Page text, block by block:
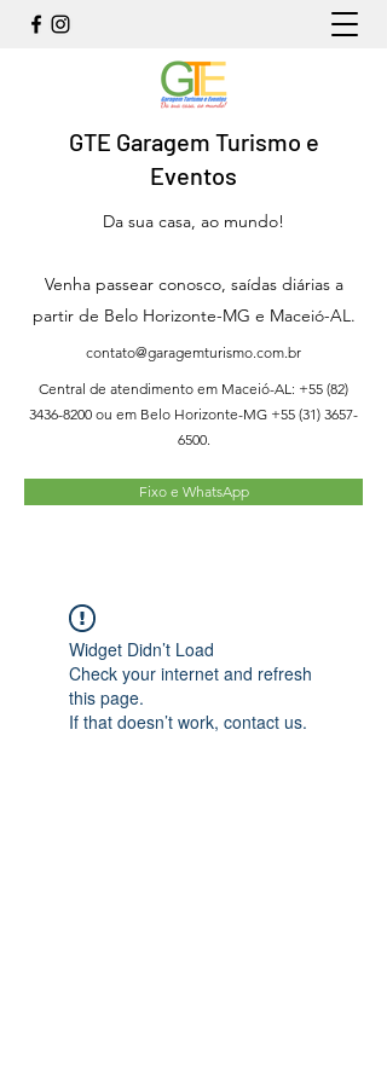
GTE Garagem Turismo e
Eventos
Da sua casa, ao mundo!
Venha passear conosco, saídas diárias a
partir de Belo Horizonte-MG e Maceió-AL.
contato@garagemturismo.com.br
Central de atendimento em Maceió-AL: +55 (82)
3436-8200 ou em Belo Horizonte-MG +55 (31) 3657-
6500.
Fixo e WhatsApp
Widget Didn’t Load
Check your internet and refresh
this page.
If that doesn’t work, contact us.